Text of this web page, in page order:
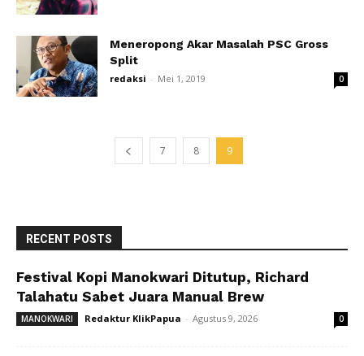
Meneropong Akar Masalah PSC Gross
Split
redaksi - Mei 1, 2019 0
7 8 9
RECENT POSTS
Festival Kopi Manokwari Ditutup, Richard
Talahatu Sabet Juara Manual Brew
MANOKWARI Redaktur KlikPapua - Agustus 9, 2026 0